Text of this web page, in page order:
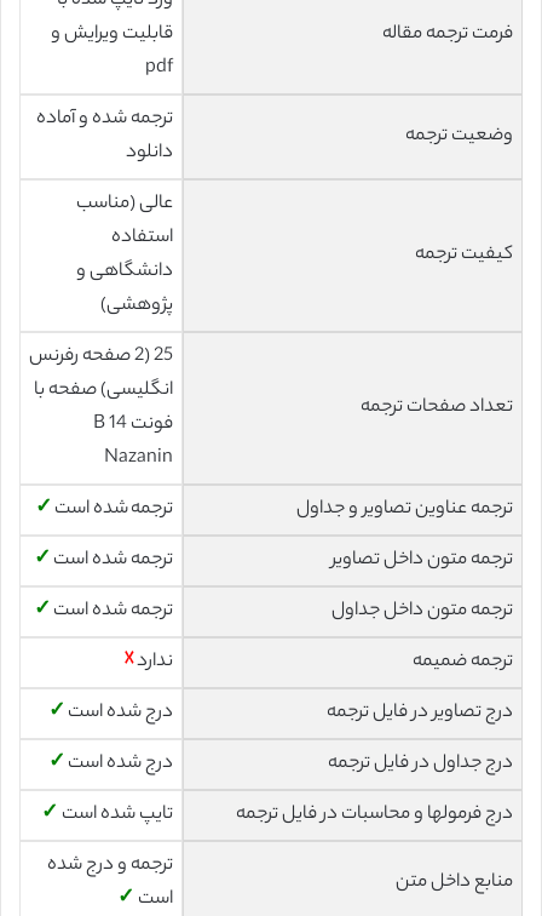
فرمت ترجمه مقاله
قابلیت ویرایش و
pdf
وضعیت ترجمه
ترجمه شده و آماده
دانلود
کیفیت ترجمه
عالی (مناسب
استفاده
دانشگاهی و
پژوهشی)
تعداد صفحات ترجمه
25 (2 صفحه رفرنس
انگلیسی) صفحه با
فونت 14 B
Nazanin
ترجمه عناوین تصاویر و جداول
ترجمه شده است ✓
ترجمه متون داخل تصاویر
ترجمه شده است ✓
ترجمه متون داخل جداول
ترجمه شده است ✓
ترجمه ضمیمه
ندارد☓
درج تصاویر در فایل ترجمه
درج شده است ✓
درج جداول در فایل ترجمه
درج شده است ✓
درج فرمولها و محاسبات در فایل ترجمه
تایپ شده است ✓
منابع داخل متن
ترجمه و درج شده
است ✓